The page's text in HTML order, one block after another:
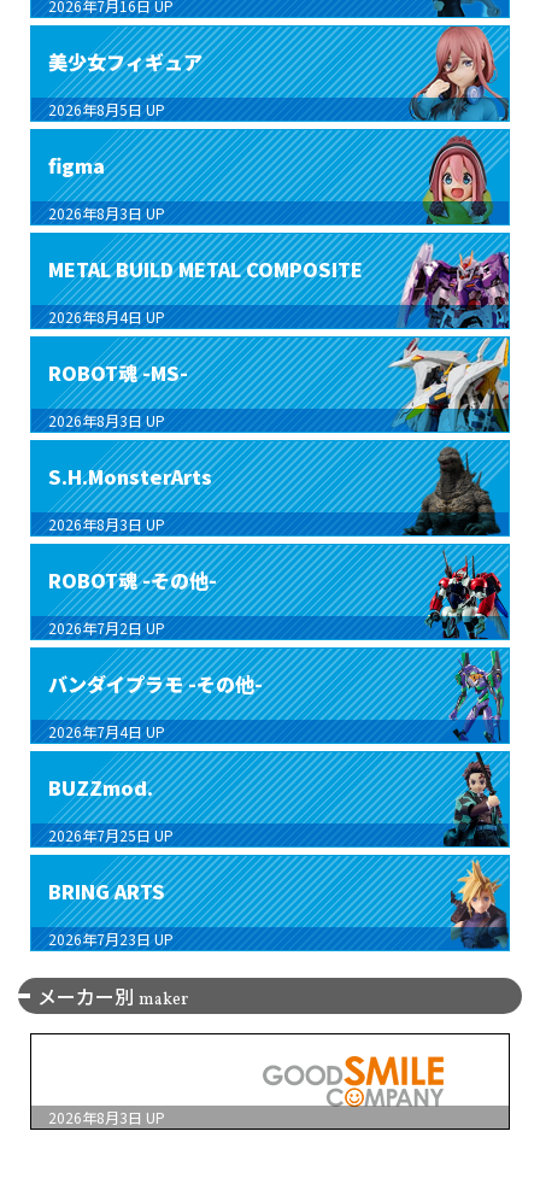
2026年7月16日 UP
美少女フィギュア
2026年8月5日 UP
figma
2026年8月3日 UP
METAL BUILD METAL COMPOSITE
2026年8月4日 UP
ROBOT魂 -MS-
2026年8月3日 UP
S.H.MonsterArts
2026年8月3日 UP
ROBOT魂 -その他-
2026年7月2日 UP
バンダイプラモ -その他-
2026年7月4日 UP
BUZZmod.
2026年7月25日 UP
BRING ARTS
2026年7月23日 UP
メーカー別 maker
2026年8月3日 UP